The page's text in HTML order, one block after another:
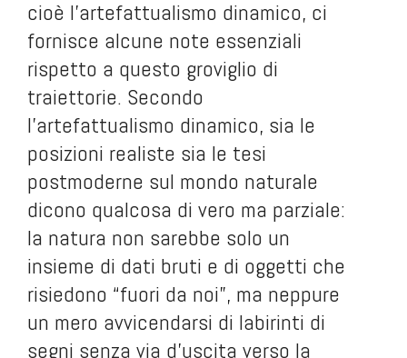
cioè l’artefattualismo dinamico, ci
fornisce alcune note essenziali
rispetto a questo groviglio di
traiettorie. Secondo
l’artefattualismo dinamico, sia le
posizioni realiste sia le tesi
postmoderne sul mondo naturale
dicono qualcosa di vero ma parziale:
la natura non sarebbe solo un
insieme di dati bruti e di oggetti che
risiedono “fuori da noi”, ma neppure
un mero avvicendarsi di labirinti di
segni senza via d’uscita verso la